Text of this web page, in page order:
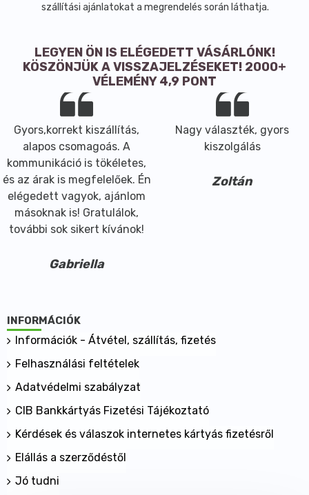
szállítási ajánlatokat a megrendelés során láthatja.
LEGYEN ÖN IS ELÉGEDETT VÁSÁRLÓNK!
KÖSZÖNJÜK A VISSZAJELZÉSEKET! 2000+
VÉLEMÉNY 4,9 PONT
Gyors,korrekt kiszállítás,
alapos csomagoás. A
kommunikáció is tökéletes,
és az árak is megfelelőek. Én
elégedett vagyok, ajánlom
másoknak is! Gratulálok,
további sok sikert kívánok!
Gabriella
Nagy választék, gyors
kiszolgálás
Zoltán
INFORMÁCIÓK
Információk - Átvétel, szállítás, fizetés
Felhasználási feltételek
Adatvédelmi szabályzat
CIB Bankkártyás Fizetési Tájékoztató
Kérdések és válaszok internetes kártyás fizetésről
Elállás a szerződéstől
Jó tudni